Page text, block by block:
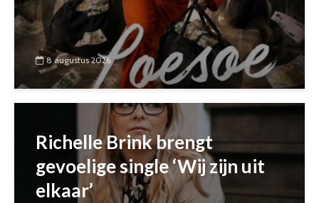
8 augustus 2026
Richelle Brink brengt
gevoelige single ‘Wij zijn uit
elkaar’